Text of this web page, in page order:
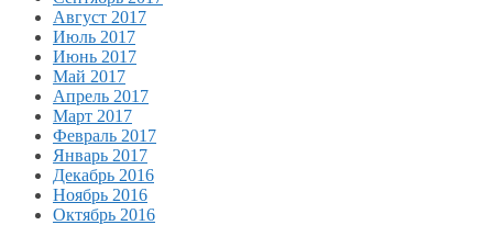
Август 2017
Июль 2017
Июнь 2017
Май 2017
Апрель 2017
Март 2017
Февраль 2017
Январь 2017
Декабрь 2016
Ноябрь 2016
Октябрь 2016